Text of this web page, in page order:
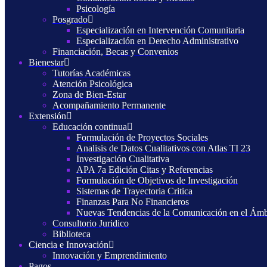
Psicología
Posgrado
Especialización en Intervención Comunitaria
Especialización en Derecho Administrativo
Financiación, Becas y Convenios
Bienestar
Tutorías Académicas
Atención Psicológica
Zona de Bien-Estar
Acompañamiento Permanente
Extensión
Educación continua
Formulación de Proyectos Sociales
Analisis de Datos Cualitativos con Atlas TI 23
Investigación Cualitativa
APA 7a Edición Citas y Referencias
Formulación de Objetivos de Investigación
Sistemas de Trayectoria Critica
Finanzas Para No Financieros
Nuevas Tendencias de la Comunicación en el
Consultorio Juridico
Biblioteca
Ciencia e Innovación
Innovación y Emprendimiento